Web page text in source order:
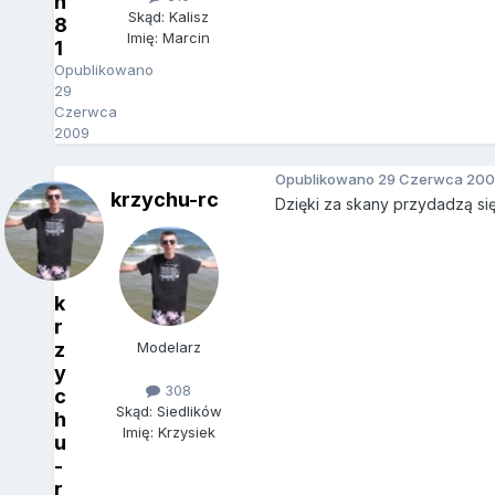
8
1
Opublikowano
29
Czerwca
2009
Skąd: Kalisz
Imię: Marcin
k
r
z
y
c
h
u
-
r
krzychu-rc
Modelarz
308
Skąd: Siedlików
Imię: Krzysiek
Opublikowano 29 Czerwca
Dzięki za skany przydadzą